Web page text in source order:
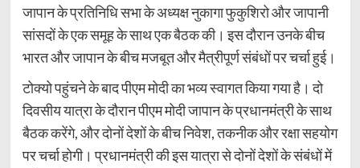
जापान के प्रतिनिधि सभा के अध्यक्ष नुकागा फुकुशिरो और जापानी
सांसदों के एक समूह के साथ एक बैठक की। इस दौरान उनके बीच
भारत और जापान के बीच मजबूत और मैत्रीपूर्ण संबंधों पर चर्चा हुई।
टोक्यो पहुंचने के बाद पीएम मोदी का भव्य स्वागत किया गया है। दो
दिवसीय यात्रा के दौरान पीएम मोदी जापान के प्रधानमंत्री के साथ
बैठक करेंगे, और दोनों देशों के बीच निवेश, तकनीक और रक्षा सहयोग
पर चर्चा होगी। प्रधानमंत्री की इस यात्रा से दोनों देशों के संबंधों में